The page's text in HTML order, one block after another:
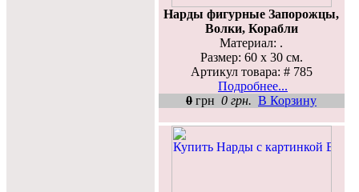
Нарды фигурные Запорожцы,
Волки, Корабли
Материал: .
Размер: 60 х 30 см.
Артикул товара: # 785
Подробнее...
0 грн 0 грн. В Корзину